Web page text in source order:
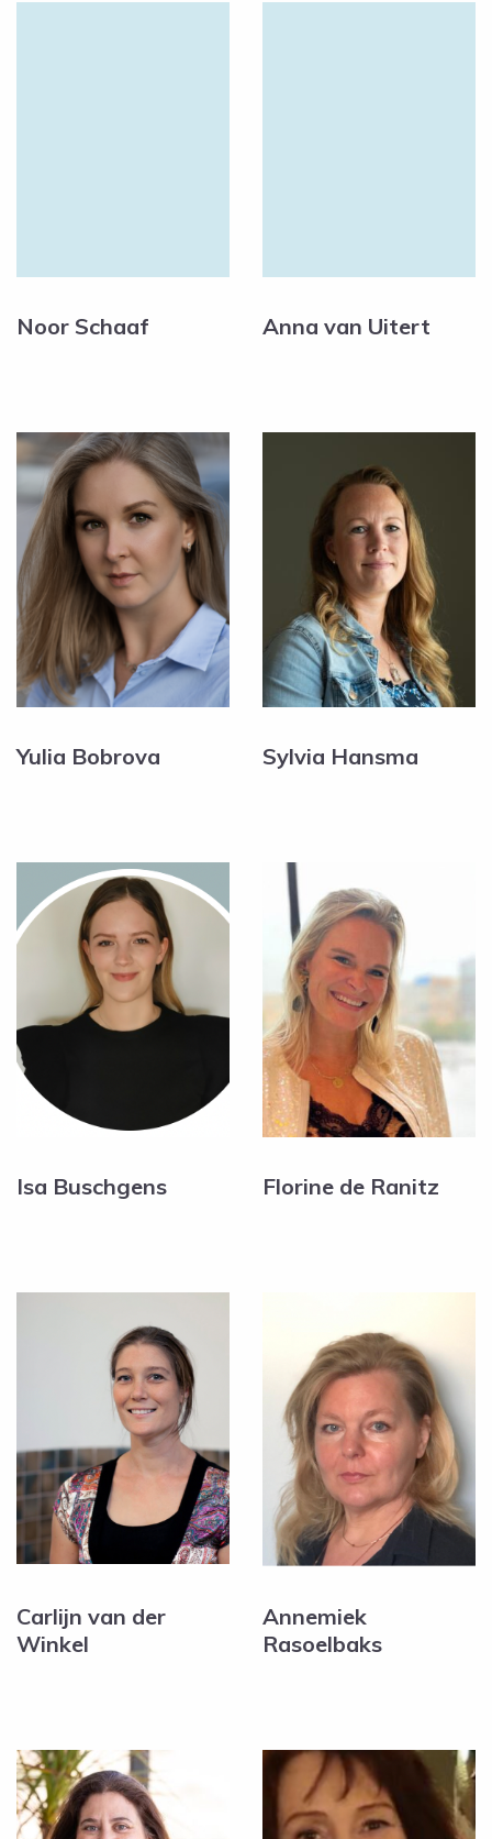
Noor Schaaf Anna van Uitert
Yulia Bobrova Sylvia Hansma
Isa Buschgens Florine de Ranitz
Carlijn van der
Winkel
Annemiek
Rasoelbaks